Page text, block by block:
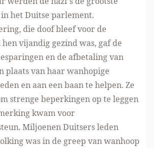
het Duitse parlement.
die doof bleef voor de
vijandig gezind was, gaf de
en de afbetaling van
plaats van haar wanhopige
en aan een baan te helpen. Ze
strenge beperkingen op te leggen
kwam voor
Miljoenen Duitsers leden
was in de greep van wanhoop